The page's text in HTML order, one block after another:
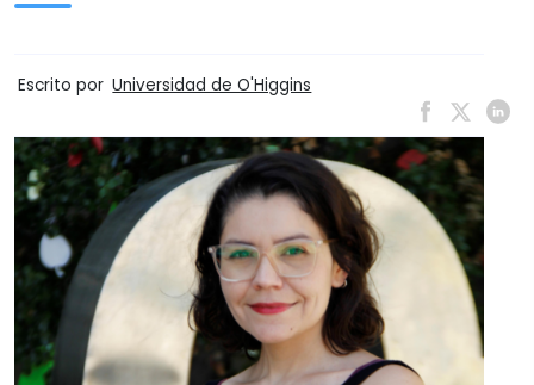
Escrito por Universidad de O'Higgins